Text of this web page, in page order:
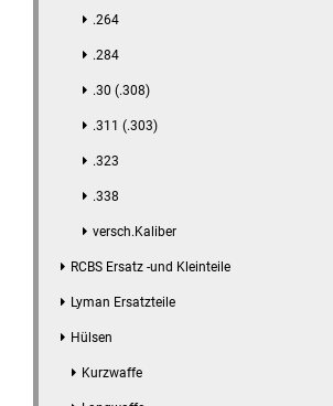
.264
.284
.30 (.308)
.311 (.303)
.323
.338
versch.Kaliber
RCBS Ersatz -und Kleinteile
Lyman Ersatzteile
Hülsen
Kurzwaffe